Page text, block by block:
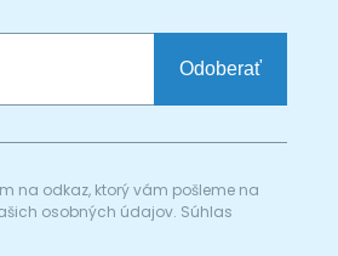
Odoberať
na odkaz, ktorý vám pošleme na
osobných údajov. Súhlas